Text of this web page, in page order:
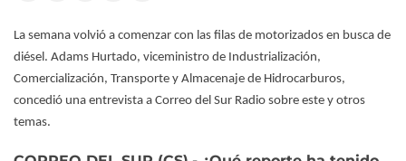
La semana volvió a comenzar con las filas de motorizados en busca de
diésel. Adams Hurtado, viceministro de Industrialización,
Comercialización, Transporte y Almacenaje de Hidrocarburos,
concedió una entrevista a Correo del Sur Radio sobre este y otros
temas.